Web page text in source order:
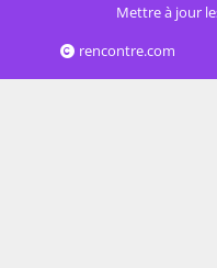
Mettre à jour
rencontre.com